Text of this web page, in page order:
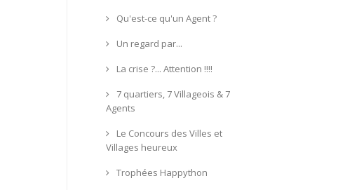
Qu'est-ce qu'un Agent ?
Un regard par...
La crise ?... Attention !!!!
7 quartiers, 7 Villageois & 7
Agents
Le Concours des Villes et
Villages heureux
Trophées Happython